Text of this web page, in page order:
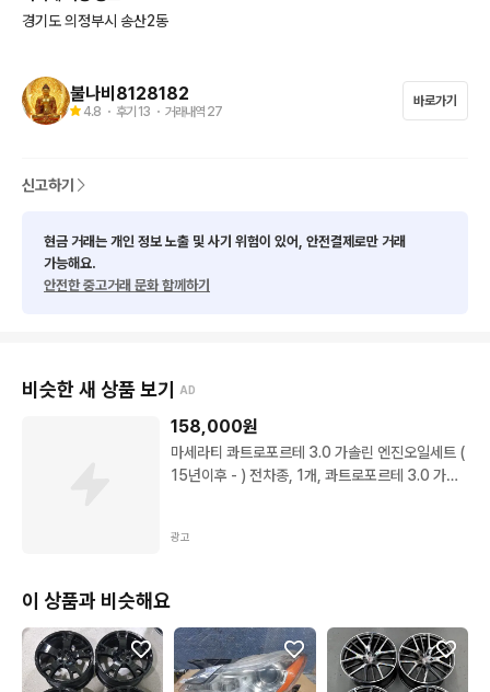
경기도 의정부시 송산2동
불나비8128182
4.8 ・ 후기 13 ・ 거래내역 27
바로가기
신고하기
현금 거래는 개인 정보 노출 및 사기 위험이 있어, 안전결제로만 거래
가능해요.
안전한 중고거래 문화 함께하기
비슷한 새 상품 보기 AD
158,000원
마세라티 콰트로포르테 3.0 가솔린 엔진오일세트 (
15년이후 - ) 전차종, 1개, 콰트로포르테 3.0 가솔
광고
이 상품과 비슷해요